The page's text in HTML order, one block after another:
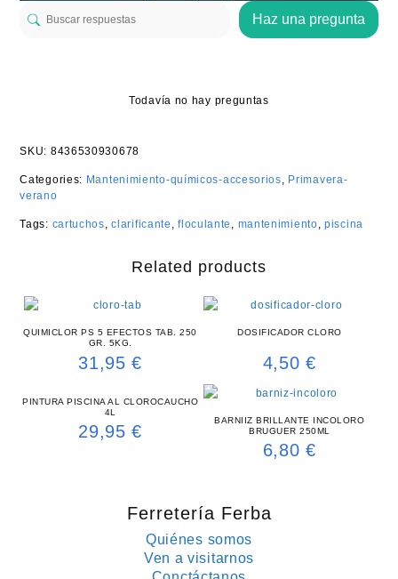
Haz una pregunta
Todavía no hay preguntas
SKU: 8436530930678
Categories: Mantenimiento-químicos-accesorios, Primavera-
verano
Tags: cartuchos,clarificante ,floculante , mantenimiento,piscina
Related products
QUIMICLOR PS 5 EFECTOS TAB. 250
GR. 5KG.
31,95€
DOSIFICADOR CLORO
4,50€
PINTURA PISCINA AL CLOROCAUCHO
4L
29,95€
BARNIIZ BRILLANTE INCOLORO
BRUGUER 250ML
6,80€
Ferretería Ferba
Quiénes somos
Ven a visitarnos